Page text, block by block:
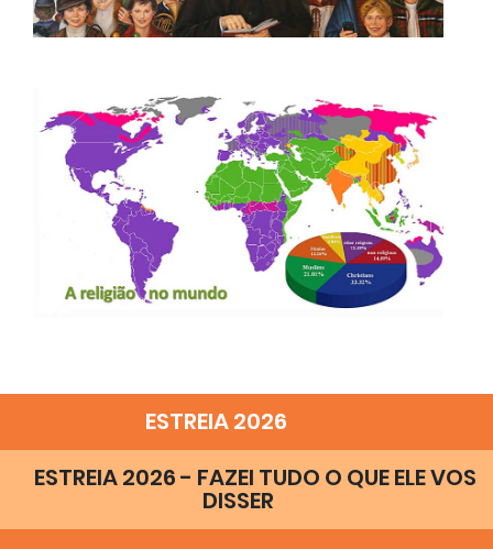
ESTREIA 2026
ESTREIA 2026 - FAZEI TUDO O QUE ELE VOS
DISSER